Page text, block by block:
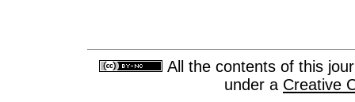
All the contents of this
under a Creative